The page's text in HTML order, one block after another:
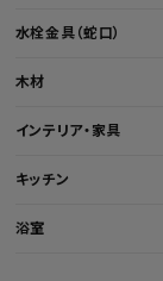
水栓金具（蛇口）
木材
インテリア・家具
キッチン
浴室